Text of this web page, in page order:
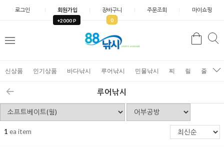
로그인 회원가입
+2000 P
장바구니
0
주문조회 마이쇼핑
검
신상품 인기상품 바다낚시 루어낚시 민물낚시 찌 릴 줄
루어낚시
1 ea item